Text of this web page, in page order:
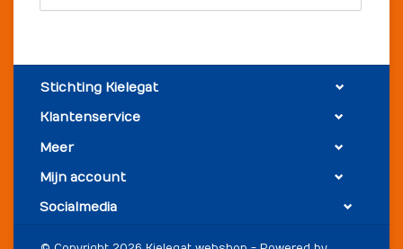
Stichting Kielegat
Klantenservice
Meer
Mijn account
Socialmedia